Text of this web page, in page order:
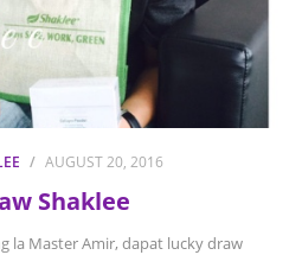
AUGUST 20, 2016
Shaklee
la Master Amir, dapat lucky draw